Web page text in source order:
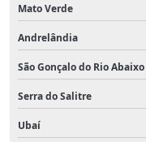
Mato Verde
Andrelândia
São Gonçalo do Rio Abaixo
Serra do Salitre
Ubaí